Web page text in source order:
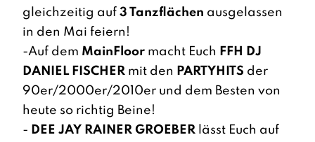
gleichzeitig auf 3 Tanzflächen ausgelassen
in den Mai feiern!
-Auf dem MainFloor macht Euch FFH DJ
DANIEL FISCHER mit den PARTYHITS der
90er/2000er/2010er und dem Besten von
heute so richtig Beine!
- DEE JAY RAINER GROEBER lässt Euch auf